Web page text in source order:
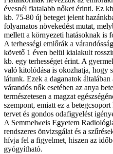
évesnél fiatalabb nőket érinti. Ez
kb. 75-80 új beteget jelent
folyamatos növekedést mutat,
mellett a környezeti hatásoknak is
A terhességi emlőrák a
követő 1 éven belül kialakult
kb. egy terhességet érint. A
való kitolódása is okozhatja, hogy
látunk. Ezek a daganatok
várandós nők esetében az anya
természetesen a magzat
szempont, emiatt ez a
tervet és gondos odafigyelést
A Semmelweis Egyetem
rendszeres önvizsgálat és a
hívja fel a figyelmet, hiszen az
gyógyítható.